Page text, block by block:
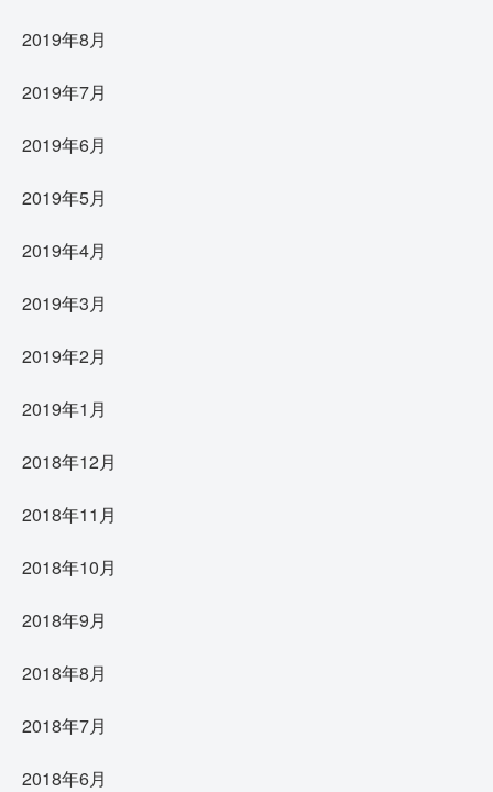
2019年8月
2019年7月
2019年6月
2019年5月
2019年4月
2019年3月
2019年2月
2019年1月
2018年12月
2018年11月
2018年10月
2018年9月
2018年8月
2018年7月
2018年6月